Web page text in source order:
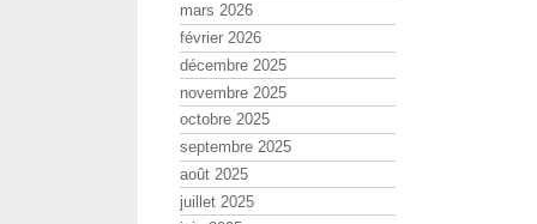
mars 2026
février 2026
décembre 2025
novembre 2025
octobre 2025
septembre 2025
août 2025
juillet 2025